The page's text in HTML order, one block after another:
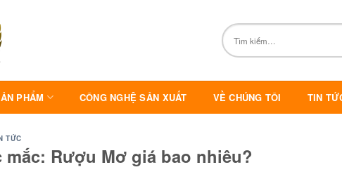
PHẨM CÔNG NGHỆ SẢN XUẤT VỀ CHÚNG TÔI TIN
TỨC
mắc: Rượu Mơ giá bao nhiêu?